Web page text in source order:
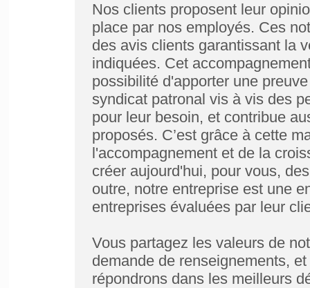
Nos clients proposent leur
place par nos employés. Ces
des avis clients garantissant la
indiquées. Cet
possibilité d'apporter une
syndicat patronal vis à vis des
pour leur besoin, et contribue
proposés. C’est grâce à cette
l'accompagnement et de la
créer aujourd'hui, pour vous,
outre, notre entreprise est une
entreprises évaluées par leur
Vous partagez les valeurs de
demande de renseignements,
répondrons dans les meilleurs